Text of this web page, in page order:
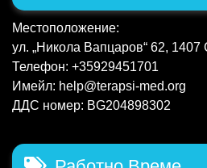
Местоположение:
ул. „Никола Вапцаров“ 62,
Телефон: +35929451701
Имейл: help@terapsi-med.org
ДДС номер: BG204898302